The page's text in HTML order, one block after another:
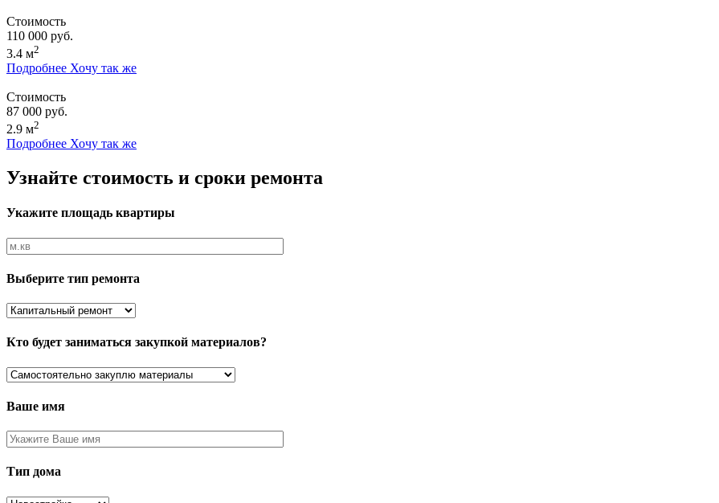
Стоимость
110 000 руб.
3.4 м2
Подробнее Хочу так же
Стоимость
87 000 руб.
2.9 м2
Подробнее Хочу так же
Узнайте стоимость и сроки ремонта
Укажите площадь квартиры
Выберите тип ремонта
Кто будет заниматься закупкой материалов?
Ваше имя
Тип дома